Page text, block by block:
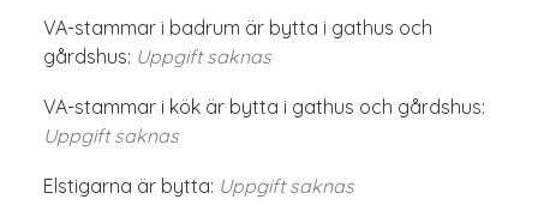
VA-stammar i badrum är bytta i gathus och
gårdshus: Uppgift saknas
VA-stammar i kök är bytta i gathus och gårdshus:
Uppgift saknas
Elstigarna är bytta: Uppgift saknas